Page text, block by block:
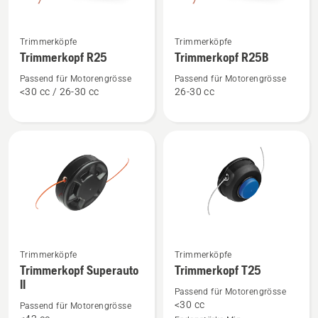
Details
Trimmerkopf
R25
Trimmerköpfe
Trimmerkopf R25
Passend für Motorengrösse
<30 cc / 26-30 cc
Details
Trimmerkopf
R25B
Trimmerköpfe
Trimmerkopf R25B
Passend für Motorengrösse
26-30 cc
Mehr
Details
zu
Trimmerkopf
Trimmerköpfe
Trimmerkopf Superauto
II
Passend für Motorengrösse
Mehr
Details
Trimmerkopf
Trimmerköpfe
Trimmerkopf T25
Passend für Motorengrösse
<30 cc